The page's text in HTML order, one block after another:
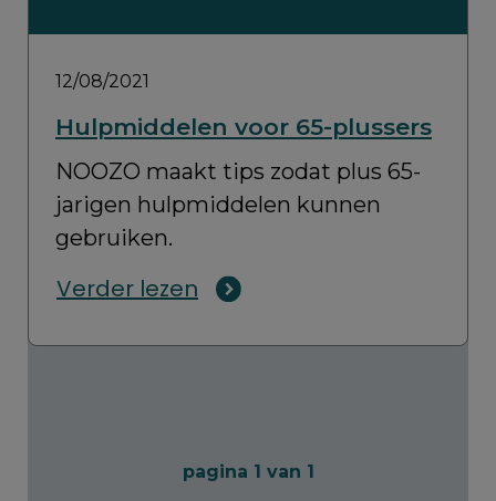
12/08/2021
Hulpmiddelen voor 65-plussers
NOOZO maakt tips zodat plus 65-
jarigen hulpmiddelen kunnen
gebruiken.
Verder lezen
pagina 1 van 1